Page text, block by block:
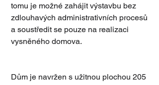
tomu je možné zahájit výstavbu bez
zdlouhavých administrativních procesů
a soustředit se pouze na realizaci
vysněného domova.
Dům je navržen s užitnou plochou 205